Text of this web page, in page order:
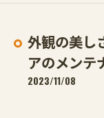
外観の美し
アのメンテ
2023/11/08